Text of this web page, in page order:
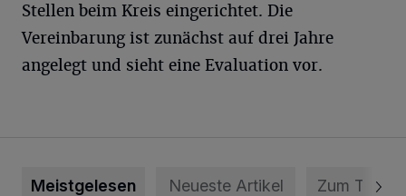
Stellen beim Kreis eingerichtet. Die
Vereinbarung ist zunächst auf drei Jahre
angelegt und sieht eine Evaluation vor.
Meistgelesen Neueste Artikel Zum Thema